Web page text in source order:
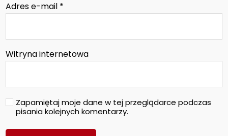
Adres e-mail *
Witryna internetowa
Zapamiętaj moje dane w tej przeglądarce podczas
pisania kolejnych komentarzy.